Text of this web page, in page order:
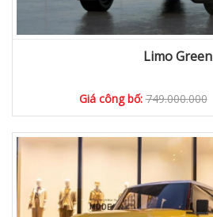
Limo Green
Giá công bố:749.000.000